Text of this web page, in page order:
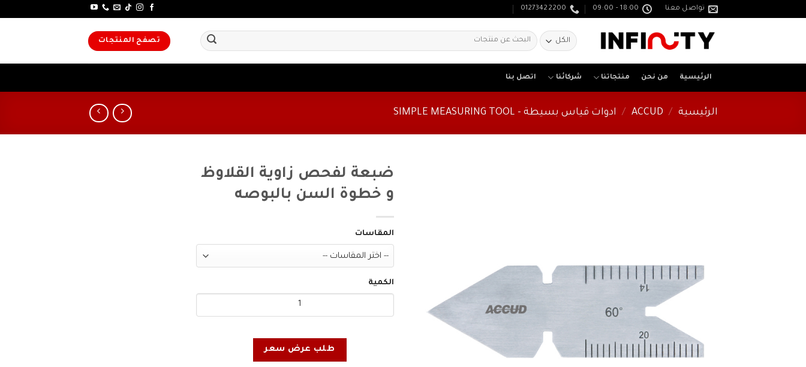
تواصل معنا 18:00 - 09:00
01273422200
البحث
عن:
تصفح المنتجات
الرئيسية من نحن منتجاتنا شركائنا اتصل بنا
الرئيسية /
ACCUD
/ ادوات قياس بسيطة - SIMPLE MEASURING TOOL
ضبعة لفحص زاوية القلاوظ
و خطوة السن بالبوصه
المقاسات
الكمية
طلب عرض سعر